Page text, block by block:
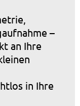
–
an Ihre
in Ihre